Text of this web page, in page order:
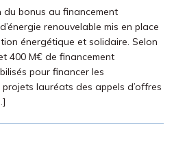
du bonus au financement
renouvelable mis en place
énergétique et solidaire. Selon
400 M€ de financement
pour financer les
lauréats des appels d’offres